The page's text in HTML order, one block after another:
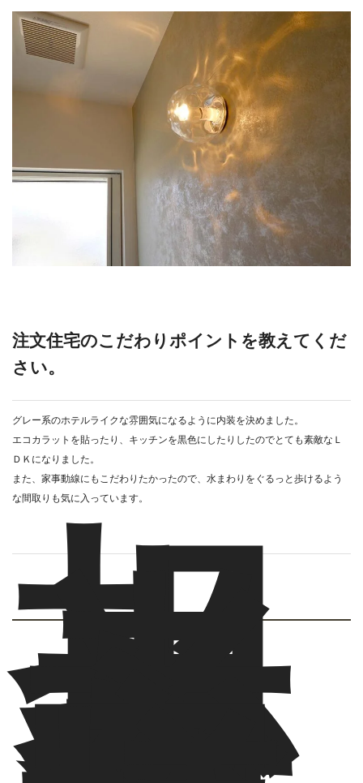
注文住宅のこだわりポイントを教えてくだ
さい。
グレー系のホテルライクな雰囲気になるように内装を決めました。
エコカラットを貼ったり、キッチンを黒色にしたりしたのでとても素敵なＬ
ＤＫになりました。
また、家事動線にもこだわりたかったので、水まわりをぐるっと歩けるよう
な間取りも気に入っています。
担
当
者